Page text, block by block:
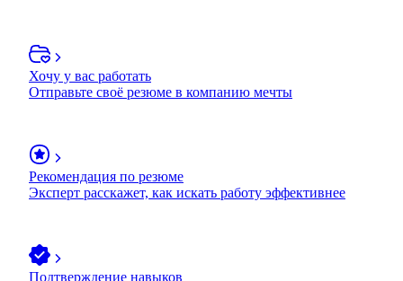
Хочу у вас работать
Отправьте своё резюме в компанию мечты
Рекомендация по резюме
Эксперт расскажет, как искать работу эффективнее
Подтверждение навыков